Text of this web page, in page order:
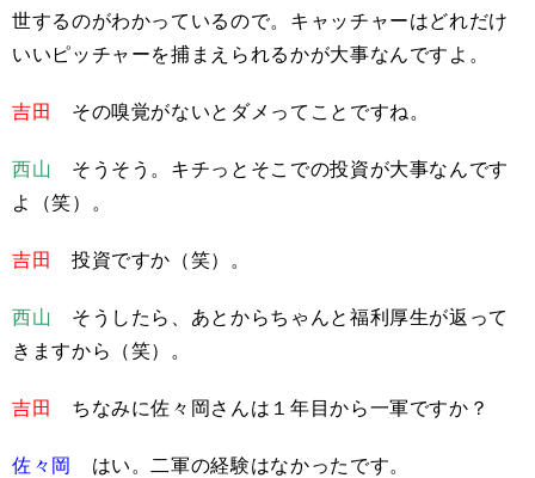
世するのがわかっているので。キャッチャーはどれだけ
いいピッチャーを捕まえられるかが大事なんですよ。
吉田 その嗅覚がないとダメってことですね。
西山 そうそう。キチっとそこでの投資が大事なんです
よ（笑）。
吉田 投資ですか（笑）。
西山 そうしたら、あとからちゃんと福利厚生が返って
きますから（笑）。
吉田 ちなみに佐々岡さんは１年目から一軍ですか？
佐々岡 はい。二軍の経験はなかったです。